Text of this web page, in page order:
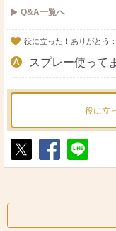
Q&A一覧へ
役に立った！ありがとう：
スプレー使って
役に立
ポ
シ
送